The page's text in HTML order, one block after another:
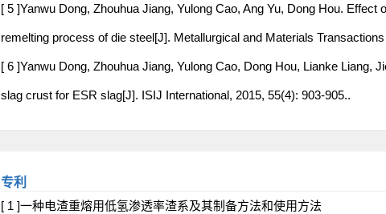
[ 5 ]Yanwu Dong, Zhouhua Jiang, Yulong Cao, Ang Yu, Dong Hou. Effect
remelting process of die steel[J]. Metallurgical and Materials
[ 6 ]Yanwu Dong, Zhouhua Jiang, Yulong Cao, Dong Hou, Lianke Liang,
slag crust for ESR slag[J]. ISIJ International, 2015, 55(4): 903-905..
专利
[ 1 ]一种电渣重熔用低氢渗透率渣系及其制备方法和使用方法